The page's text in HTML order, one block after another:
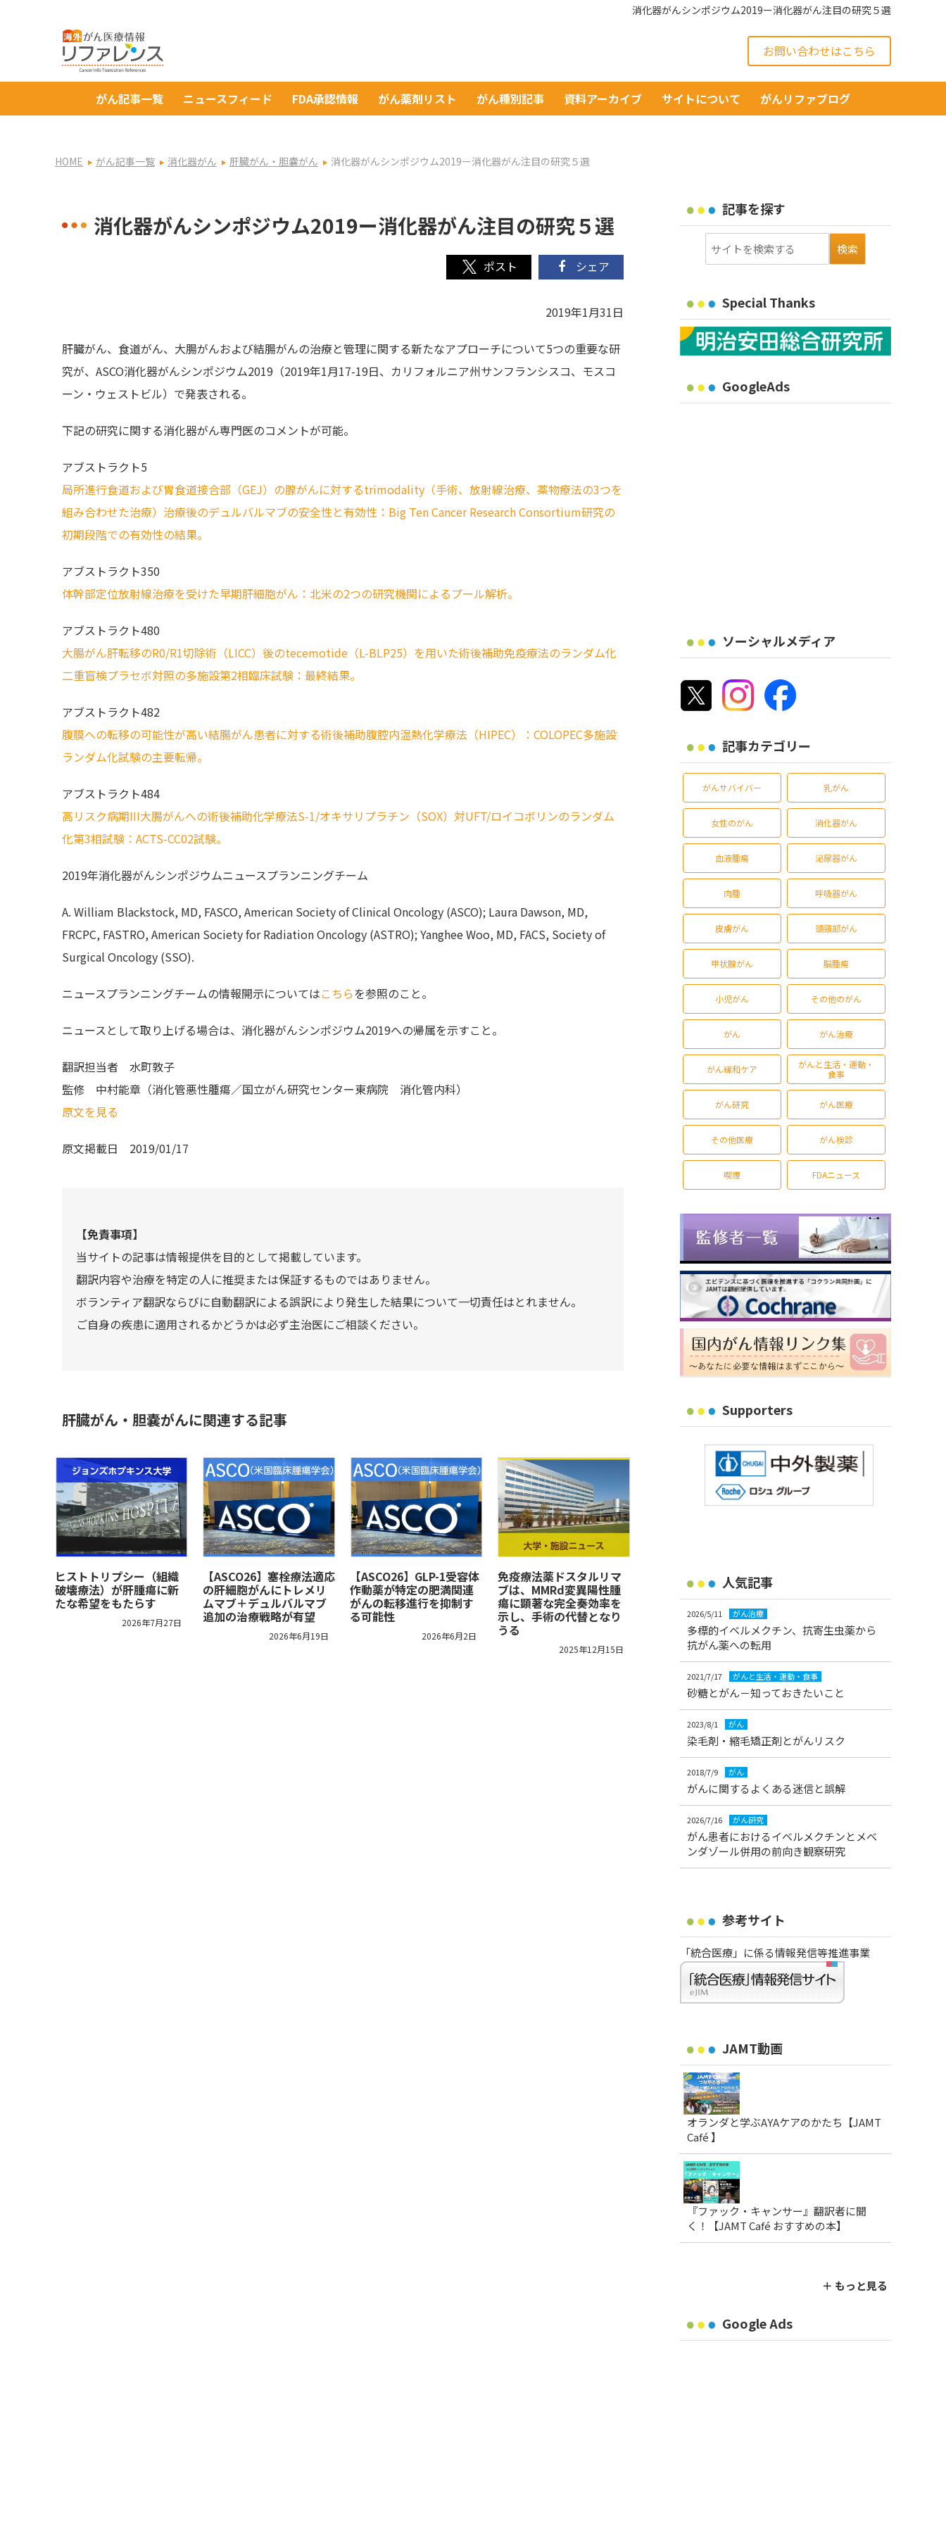
消化器がんシンポジウム2019ー消化器がん注目の研究５選
お問い合わせはこちら
がん記事一覧 ニュースフィード FDA承認情報 がん薬剤リスト がん種別記事 資料アーカイブ サイトについて がんリファブログ
HOME がん記事一覧 消化器がん 肝臓がん・胆嚢がん 消化器がんシンポジウム2019ー消化器がん注目の研究５選
消化器がんシンポジウム2019ー消化器がん注目の研究５選
シェア
2019年1月31日
肝臓がん、食道がん、大腸がんおよび結腸がんの治療と管理に関する新たなアプローチについて5つの重要な研
究が、ASCO消化器がんシンポジウム2019（2019年1月17-19日、カリフォルニア州サンフランシスコ、モスコ
ーン・ウェストビル）で発表される。
下記の研究に関する消化器がん専門医のコメントが可能。
アブストラクト5
局所進行食道および胃食道接合部（GEJ）の腺がんに対するtrimodality（手術、放射線治療、薬物療法の3つを
組み合わせた治療）治療後のデュルバルマブの安全性と有効性：Big Ten Cancer Research Consortium研究の
初期段階での有効性の結果。
アブストラクト350
体幹部定位放射線治療を受けた早期肝細胞がん：北米の2つの研究機関によるプール解析。
アブストラクト480
大腸がん肝転移のR0/R1切除術（LICC）後のtecemotide（L-BLP25）を用いた術後補助免疫療法のランダム化
二重盲検プラセボ対照の多施設第2相臨床試験：最終結果。
アブストラクト482
腹膜への転移の可能性が高い結腸がん患者に対する術後補助腹腔内温熱化学療法（HIPEC）：COLOPEC多施設
ランダム化試験の主要転帰。
アブストラクト484
高リスク病期III大腸がんへの術後補助化学療法S-1/オキサリプラチン（SOX）対UFT/ロイコボリンのランダム
化第3相試験：ACTS-CC02試験。
2019年消化器がんシンポジウムニュースプランニングチーム
A. William Blackstock, MD, FASCO, American Society of Clinical Oncology (ASCO); Laura Dawson, MD,
FRCPC, FASTRO, American Society for Radiation Oncology (ASTRO); Yanghee Woo, MD, FACS, Society of
Surgical Oncology (SSO).
ニュースプランニングチームの情報開示についてはこちらを参照のこと。
ニュースとして取り上げる場合は、消化器がんシンポジウム2019への帰属を示すこと。
翻訳担当者 水町敦子
監修 中村能章（消化管悪性腫瘍／国立がん研究センター東病院 消化管内科）
原文を見る
原文掲載日 2019/01/17
【免責事項】
当サイトの記事は情報提供を目的として掲載しています。
翻訳内容や治療を特定の人に推奨または保証するものではありません。
ボランティア翻訳ならびに自動翻訳による誤訳により発生した結果について一切責任はとれません。
ご自身の疾患に適用されるかどうかは必ず主治医にご相談ください。
肝臓がん・胆嚢がんに関連する記事
ヒストトリプシー（組織
破壊療法）が肝腫瘍に新
たな希望をもたらす
2026年7月27日
【ASCO26】塞栓療法適応
の肝細胞がんにトレメリ
ムマブ＋デュルバルマブ
追加の治療戦略が有望
2026年6月19日
【ASCO26】GLP-1受容体
作動薬が特定の肥満関連
がんの転移進行を抑制す
る可能性
2026年6月2日
免疫療法薬ドスタルリマ
ブは、MMRd変異陽性腫
瘍に顕著な完全奏効率を
示し、手術の代替となり
うる
2025年12月15日
記事を探す
Special Thanks
GoogleAds
ソーシャルメディア
記事カテゴリー
がんサバイバー 乳がん
女性のがん 消化器がん
血液腫瘍 泌尿器がん
肉腫 呼吸器がん
皮膚がん 頭頸部がん
甲状腺がん 脳腫瘍
小児がん その他のがん
がん がん治療
がん緩和ケア
がんと生活・運動・
食事
がん研究 がん医療
その他医療 がん検診
喫煙 FDAニュース
Supporters
人気記事
2026/5/11 がん治療
多標的イベルメクチン、抗寄生虫薬から
抗がん薬への転用
2021/7/17 がんと生活・運動・食事
砂糖とがん－知っておきたいこと
2023/8/1 がん
染毛剤・縮毛矯正剤とがんリスク
2018/7/9 がん
がんに関するよくある迷信と誤解
2026/7/16 がん研究
がん患者におけるイベルメクチンとメベ
ンダゾール併用の前向き観察研究
参考サイト
「統合医療」に係る情報発信等推進事業
JAMT動画
オランダと学ぶAYAケアのかたち【JAMT
Café 】
『ファック・キャンサー』翻訳者に聞
く！【JAMT Café おすすめの本】
＋ もっと見る
Google Ads